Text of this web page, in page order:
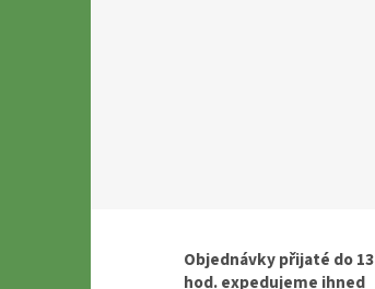
Objednávky přijaté do 13
hod. expedujeme ihned